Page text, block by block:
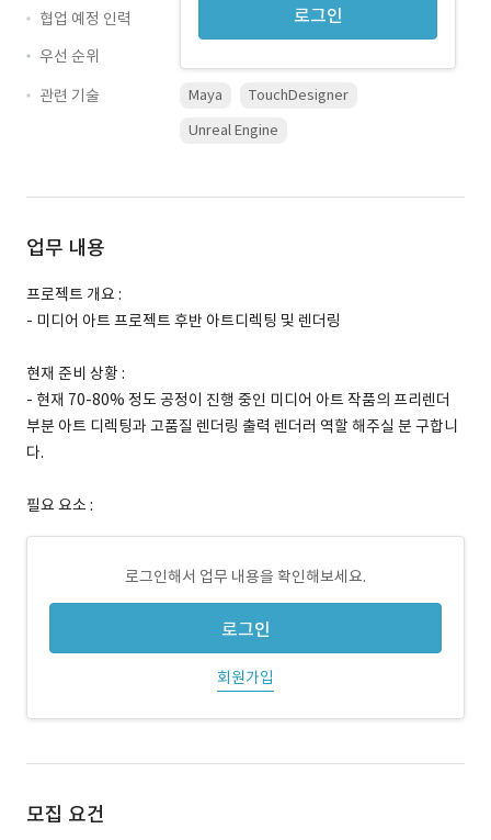
로그인
협업 예정 인력
우선 순위
관련 기술
Maya
TouchDesigner
Unreal Engine
업무 내용
프로젝트 개요 :
- 미디어 아트 프로젝트 후반 아트디렉팅 및 렌더링
현재 준비 상황 :
- 현재 70-80% 정도 공정이 진행 중인 미디어 아트 작품의 프리렌더
부분 아트 디렉팅과 고품질 렌더링 출력 렌더러 역할 해주실 분 구합니
다.
필요 요소 :
로그인해서 업무 내용을 확인해보세요.
로그인
회원가입
모집 요건